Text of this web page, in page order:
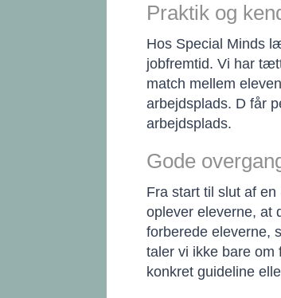
Praktik og
Hos Special Minds
jobfremtid. Vi har
match mellem
arbejdsplads. D får
arbejdsplads.
Gode
Fra start til slut af
oplever eleverne, at
forberede eleverne,
taler vi ikke bare om
konkret guideline